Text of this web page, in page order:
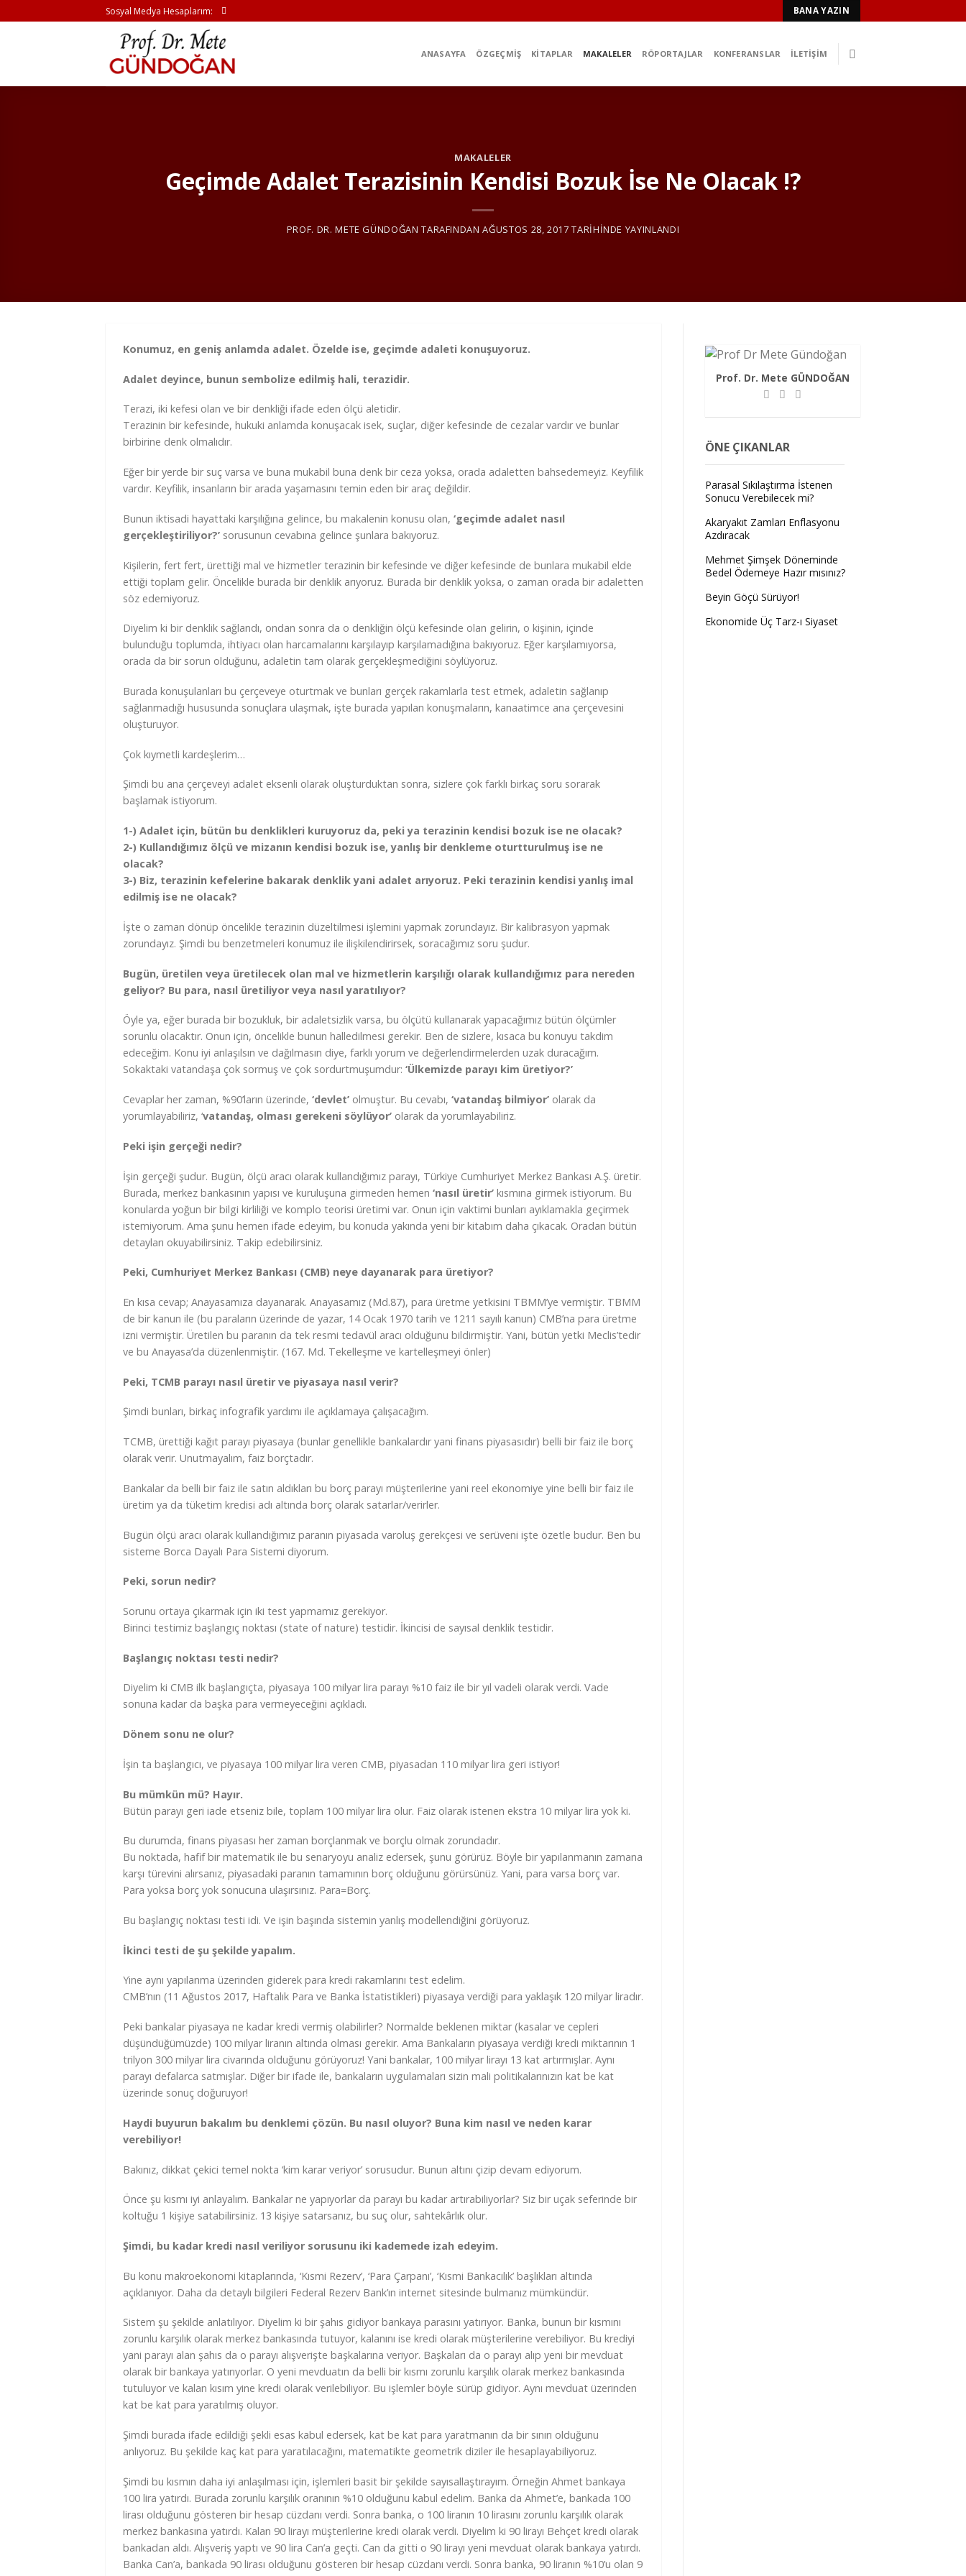
atla
Sosyal Medya Hesaplarım: BANA YAZIN
ANASAYFA ÖZGEÇMIŞ KITAPLAR MAKALELER RÖPORTAJLAR KONFERANSLAR İLETIŞIM
MAKALELER
Geçimde Adalet Terazisinin Kendisi Bozuk İse Ne Olacak !?
PROF. DR. METE GÜNDOĞAN TARAFINDAN AĞUSTOS 28, 2017 TARIHINDE YAYINLANDI
Konumuz, en geniş anlamda adalet. Özelde ise, geçimde adaleti konuşuyoruz.
Adalet deyince, bunun sembolize edilmiş hali, terazidir.
Terazi, iki kefesi olan ve bir denkliği ifade eden ölçü aletidir.
Terazinin bir kefesinde, hukuki anlamda konuşacak isek, suçlar, diğer kefesinde de cezalar vardır ve bunlar
birbirine denk olmalıdır.
Eğer bir yerde bir suç varsa ve buna mukabil buna denk bir ceza yoksa, orada adaletten bahsedemeyiz. Keyfilik
vardır. Keyfilik, insanların bir arada yaşamasını temin eden bir araç değildir.
Bunun iktisadi hayattaki karşılığına gelince, bu makalenin konusu olan, ‘geçimde adalet nasıl
gerçekleştiriliyor?’ sorusunun cevabına gelince şunlara bakıyoruz.
Kişilerin, fert fert, ürettiği mal ve hizmetler terazinin bir kefesinde ve diğer kefesinde de bunlara mukabil elde
ettiği toplam gelir. Öncelikle burada bir denklik arıyoruz. Burada bir denklik yoksa, o zaman orada bir adaletten
söz edemiyoruz.
Diyelim ki bir denklik sağlandı, ondan sonra da o denkliğin ölçü kefesinde olan gelirin, o kişinin, içinde
bulunduğu toplumda, ihtiyacı olan harcamalarını karşılayıp karşılamadığına bakıyoruz. Eğer karşılamıyorsa,
orada da bir sorun olduğunu, adaletin tam olarak gerçekleşmediğini söylüyoruz.
Burada konuşulanları bu çerçeveye oturtmak ve bunları gerçek rakamlarla test etmek, adaletin sağlanıp
sağlanmadığı hususunda sonuçlara ulaşmak, işte burada yapılan konuşmaların, kanaatimce ana çerçevesini
oluşturuyor.
Çok kıymetli kardeşlerim…
Şimdi bu ana çerçeveyi adalet eksenli olarak oluşturduktan sonra, sizlere çok farklı birkaç soru sorarak
başlamak istiyorum.
1-) Adalet için, bütün bu denklikleri kuruyoruz da, peki ya terazinin kendisi bozuk ise ne olacak?
2-) Kullandığımız ölçü ve mizanın kendisi bozuk ise, yanlış bir denkleme oturtturulmuş ise ne
olacak?
3-) Biz, terazinin kefelerine bakarak denklik yani adalet arıyoruz. Peki terazinin kendisi yanlış imal
edilmiş ise ne olacak?
İşte o zaman dönüp öncelikle terazinin düzeltilmesi işlemini yapmak zorundayız. Bir kalibrasyon yapmak
zorundayız. Şimdi bu benzetmeleri konumuz ile ilişkilendirirsek, soracağımız soru şudur.
Bugün, üretilen veya üretilecek olan mal ve hizmetlerin karşılığı olarak kullandığımız para nereden
geliyor? Bu para, nasıl üretiliyor veya nasıl yaratılıyor?
Öyle ya, eğer burada bir bozukluk, bir adaletsizlik varsa, bu ölçütü kullanarak yapacağımız bütün ölçümler
sorunlu olacaktır. Onun için, öncelikle bunun halledilmesi gerekir. Ben de sizlere, kısaca bu konuyu takdim
edeceğim. Konu iyi anlaşılsın ve dağılmasın diye, farklı yorum ve değerlendirmelerden uzak duracağım.
Sokaktaki vatandaşa çok sormuş ve çok sordurtmuşumdur: ‘Ülkemizde parayı kim üretiyor?’
Cevaplar her zaman, %90’ların üzerinde, ‘devlet’ olmuştur. Bu cevabı, ‘vatandaş bilmiyor’ olarak da
yorumlayabiliriz, ‘vatandaş, olması gerekeni söylüyor’ olarak da yorumlayabiliriz.
Peki işin gerçeği nedir?
İşin gerçeği şudur. Bugün, ölçü aracı olarak kullandığımız parayı, Türkiye Cumhuriyet Merkez Bankası A.Ş. üretir.
Burada, merkez bankasının yapısı ve kuruluşuna girmeden hemen ‘nasıl üretir’ kısmına girmek istiyorum. Bu
konularda yoğun bir bilgi kirliliği ve komplo teorisi üretimi var. Onun için vaktimi bunları ayıklamakla geçirmek
istemiyorum. Ama şunu hemen ifade edeyim, bu konuda yakında yeni bir kitabım daha çıkacak. Oradan bütün
detayları okuyabilirsiniz. Takip edebilirsiniz.
Peki, Cumhuriyet Merkez Bankası (CMB) neye dayanarak para üretiyor?
En kısa cevap; Anayasamıza dayanarak. Anayasamız (Md.87), para üretme yetkisini TBMM’ye vermiştir. TBMM
de bir kanun ile (bu paraların üzerinde de yazar, 14 Ocak 1970 tarih ve 1211 sayılı kanun) CMB’na para üretme
izni vermiştir. Üretilen bu paranın da tek resmi tedavül aracı olduğunu bildirmiştir. Yani, bütün yetki Meclis’tedir
ve bu Anayasa’da düzenlenmiştir. (167. Md. Tekelleşme ve kartelleşmeyi önler)
Peki, TCMB parayı nasıl üretir ve piyasaya nasıl verir?
Şimdi bunları, birkaç infografik yardımı ile açıklamaya çalışacağım.
TCMB, ürettiği kağıt parayı piyasaya (bunlar genellikle bankalardır yani finans piyasasıdır) belli bir faiz ile borç
olarak verir. Unutmayalım, faiz borçtadır.
Bankalar da belli bir faiz ile satın aldıkları bu borç parayı müşterilerine yani reel ekonomiye yine belli bir faiz ile
üretim ya da tüketim kredisi adı altında borç olarak satarlar/verirler.
Bugün ölçü aracı olarak kullandığımız paranın piyasada varoluş gerekçesi ve serüveni işte özetle budur. Ben bu
sisteme Borca Dayalı Para Sistemi diyorum.
Peki, sorun nedir?
Sorunu ortaya çıkarmak için iki test yapmamız gerekiyor.
Birinci testimiz başlangıç noktası (state of nature) testidir. İkincisi de sayısal denklik testidir.
Başlangıç noktası testi nedir?
Diyelim ki CMB ilk başlangıçta, piyasaya 100 milyar lira parayı %10 faiz ile bir yıl vadeli olarak verdi. Vade
sonuna kadar da başka para vermeyeceğini açıkladı.
Dönem sonu ne olur?
İşin ta başlangıcı, ve piyasaya 100 milyar lira veren CMB, piyasadan 110 milyar lira geri istiyor!
Bu mümkün mü? Hayır.
Bütün parayı geri iade etseniz bile, toplam 100 milyar lira olur. Faiz olarak istenen ekstra 10 milyar lira yok ki.
Bu durumda, finans piyasası her zaman borçlanmak ve borçlu olmak zorundadır.
Bu noktada, hafif bir matematik ile bu senaryoyu analiz edersek, şunu görürüz. Böyle bir yapılanmanın zamana
karşı türevini alırsanız, piyasadaki paranın tamamının borç olduğunu görürsünüz. Yani, para varsa borç var.
Para yoksa borç yok sonucuna ulaşırsınız. Para=Borç.
Bu başlangıç noktası testi idi. Ve işin başında sistemin yanlış modellendiğini görüyoruz.
İkinci testi de şu şekilde yapalım.
Yine aynı yapılanma üzerinden giderek para kredi rakamlarını test edelim.
CMB’nın (11 Ağustos 2017, Haftalık Para ve Banka İstatistikleri) piyasaya verdiği para yaklaşık 120 milyar liradır.
Peki bankalar piyasaya ne kadar kredi vermiş olabilirler? Normalde beklenen miktar (kasalar ve cepleri
düşündüğümüzde) 100 milyar liranın altında olması gerekir. Ama Bankaların piyasaya verdiği kredi miktarının 1
trilyon 300 milyar lira civarında olduğunu görüyoruz! Yani bankalar, 100 milyar lirayı 13 kat artırmışlar. Aynı
parayı defalarca satmışlar. Diğer bir ifade ile, bankaların uygulamaları sizin mali politikalarınızın kat be kat
üzerinde sonuç doğuruyor!
Haydi buyurun bakalım bu denklemi çözün. Bu nasıl oluyor? Buna kim nasıl ve neden karar
verebiliyor!
Bakınız, dikkat çekici temel nokta ‘kim karar veriyor’ sorusudur. Bunun altını çizip devam ediyorum.
Önce şu kısmı iyi anlayalım. Bankalar ne yapıyorlar da parayı bu kadar artırabiliyorlar? Siz bir uçak seferinde bir
koltuğu 1 kişiye satabilirsiniz. 13 kişiye satarsanız, bu suç olur, sahtekârlık olur.
Şimdi, bu kadar kredi nasıl veriliyor sorusunu iki kademede izah edeyim.
Bu konu makroekonomi kitaplarında, ‘Kısmi Rezerv’, ‘Para Çarpanı’, ‘Kısmi Bankacılık’ başlıkları altında
açıklanıyor. Daha da detaylı bilgileri Federal Rezerv Bank’ın internet sitesinde bulmanız mümkündür.
Sistem şu şekilde anlatılıyor. Diyelim ki bir şahıs gidiyor bankaya parasını yatırıyor. Banka, bunun bir kısmını
zorunlu karşılık olarak merkez bankasında tutuyor, kalanını ise kredi olarak müşterilerine verebiliyor. Bu krediyi
yani parayı alan şahıs da o parayı alışverişte başkalarına veriyor. Başkaları da o parayı alıp yeni bir mevduat
olarak bir bankaya yatırıyorlar. O yeni mevduatın da belli bir kısmı zorunlu karşılık olarak merkez bankasında
tutuluyor ve kalan kısım yine kredi olarak verilebiliyor. Bu işlemler böyle sürüp gidiyor. Aynı mevduat üzerinden
kat be kat para yaratılmış oluyor.
Şimdi burada ifade edildiği şekli esas kabul edersek, kat be kat para yaratmanın da bir sınırı olduğunu
anlıyoruz. Bu şekilde kaç kat para yaratılacağını, matematikte geometrik diziler ile hesaplayabiliyoruz.
Şimdi bu kısmın daha iyi anlaşılması için, işlemleri basit bir şekilde sayısallaştırayım. Örneğin Ahmet bankaya
100 lira yatırdı. Burada zorunlu karşılık oranının %10 olduğunu kabul edelim. Banka da Ahmet’e, bankada 100
lirası olduğunu gösteren bir hesap cüzdanı verdi. Sonra banka, o 100 liranın 10 lirasını zorunlu karşılık olarak
merkez bankasına yatırdı. Kalan 90 lirayı müşterilerine kredi olarak verdi. Diyelim ki 90 lirayı Behçet kredi olarak
bankadan aldı. Alışveriş yaptı ve 90 lira Can’a geçti. Can da gitti o 90 lirayı yeni mevduat olarak bankaya yatırdı.
Banka Can’a, bankada 90 lirası olduğunu gösteren bir hesap cüzdanı verdi. Sonra banka, 90 liranın %10’u olan 9
Prof. Dr. Mete GÜNDOĞAN
ÖNE ÇIKANLAR
Parasal Sıkılaştırma İstenen
Sonucu Verebilecek mi?
Akaryakıt Zamları Enflasyonu
Azdıracak
Mehmet Şimşek Döneminde
Bedel Ödemeye Hazır mısınız?
Beyin Göçü Sürüyor!
Ekonomide Üç Tarz-ı Siyaset